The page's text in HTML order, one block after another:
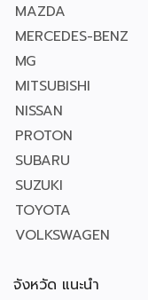
MAZDA
MERCEDES-BENZ
MG
MITSUBISHI
NISSAN
PROTON
SUBARU
SUZUKI
TOYOTA
VOLKSWAGEN
จังหวัด แนะนำ